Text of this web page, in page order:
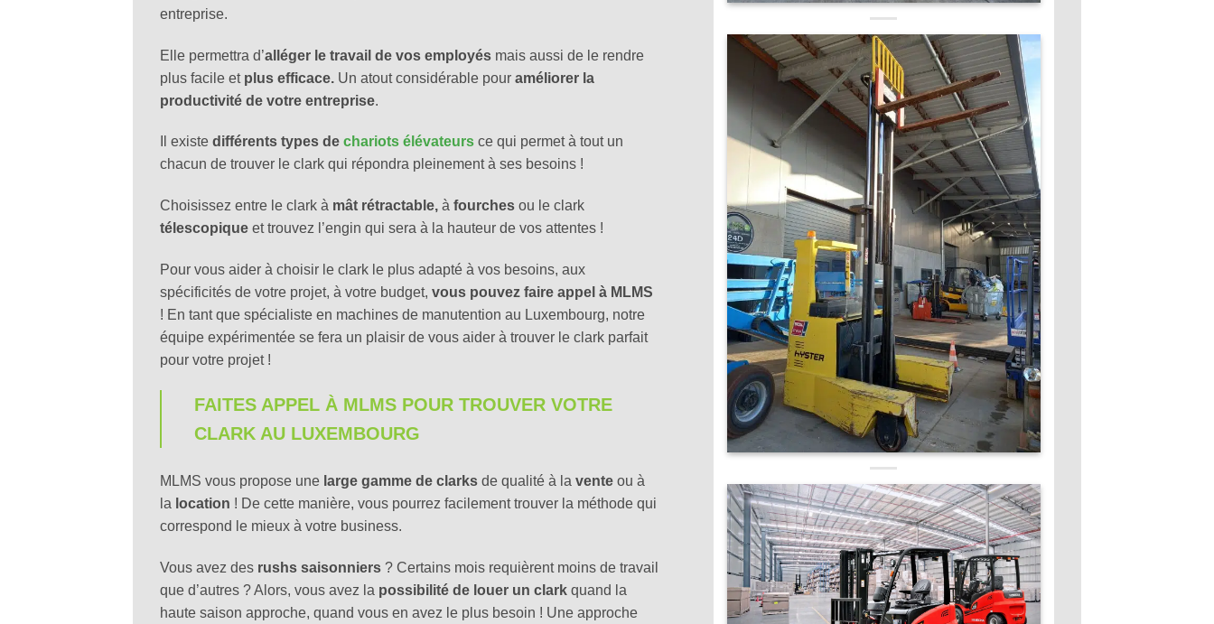
entreprise.
Elle permettra d’alléger le travail de vos employés mais aussi de le rendre
plus facile et plus efficace. Un atout considérable pour améliorer la
productivité de votre entreprise.
Il existe différents types de chariots élévateurs ce qui permet à tout un
chacun de trouver le clark qui répondra pleinement à ses besoins !
Choisissez entre le clark à mât rétractable, à fourches ou le clark
télescopique et trouvez l’engin qui sera à la hauteur de vos attentes !
Pour vous aider à choisir le clark le plus adapté à vos besoins, aux
spécificités de votre projet, à votre budget, vous pouvez faire appel à MLMS
! En tant que spécialiste en machines de manutention au Luxembourg, notre
équipe expérimentée se fera un plaisir de vous aider à trouver le clark parfait
pour votre projet !
FAITES APPEL À MLMS POUR TROUVER VOTRE
CLARK AU LUXEMBOURG
MLMS vous propose une large gamme de clarks de qualité à la vente ou à
la location ! De cette manière, vous pourrez facilement trouver la méthode qui
correspond le mieux à votre business.
Vous avez des rushs saisonniers ? Certains mois requièrent moins de travail
que d’autres ? Alors, vous avez la possibilité de louer un clark quand la
haute saison approche, quand vous en avez le plus besoin ! Une approche